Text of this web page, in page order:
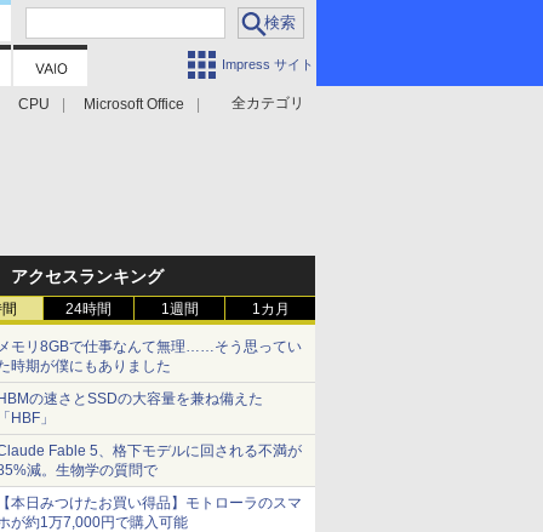
Impress サイト
全カテゴリ
CPU Microsoft Office
アクセスランキング
24時間 1週間 1カ月
モリ8GBで仕事なんて無理……そう思ってい
時期が僕にもありました
の速さとSSDの大容量を兼ね備えた
HBF」
Fable 5、格下モデルに回される不満が
減。生物学の質問で
本日みつけたお買い得品】モトローラのスマ
が約1万7,000円で購入可能